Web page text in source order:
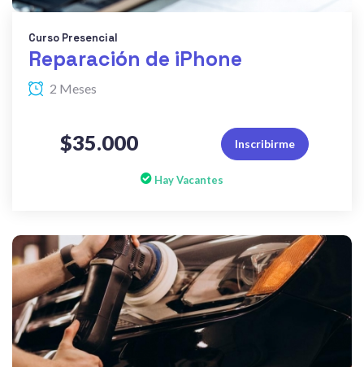
Curso Presencial
Reparación de iPhone
2 Meses
$35.000 Inscribirme
Hay Vacantes